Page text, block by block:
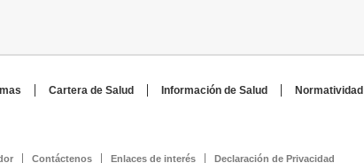
Cartera de Salud Información de Salud Normatividad
Contáctenos Enlaces de interés Declaración de Privacidad